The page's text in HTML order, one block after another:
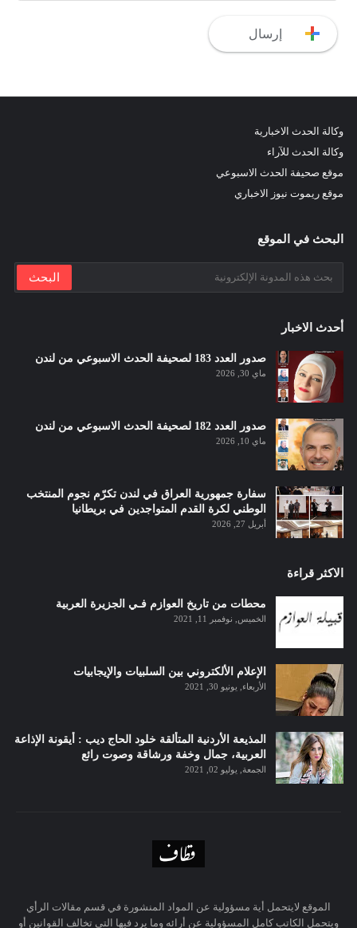
وكالة الحدث الاخبارية
وكالة الحدث للآراء
موقع صحيفة الحدث الاسبوعي
موقع ريموت نيوز الاخباري
البحث في الموقع
أحدث الاخبار
صدور العدد 183 لصحيفة الحدث الاسبوعي من لندن
ماي 30, 2026
صدور العدد 182 لصحيفة الحدث الاسبوعي من لندن
ماي 10, 2026
سفارة جمهورية العراق في لندن تكرّم نجوم المنتخب
الوطني لكرة القدم المتواجدين في بريطانيا
أبريل 27, 2026
الاكثر قراءة
محطات من تاريخ العوازم فـي الجزيرة العربية
الخميس, نوفمبر 11, 2021
الإعلام الألكتروني بين السلبيات والإيجابيات
الأربعاء, يونيو 30, 2021
المذيعة الأردنية المتألقة خلود الحاج ديب : أيقونة الإذاعة
العربية، جمال وخفة ورشاقة وصوت رائع
الجمعة, يوليو 02, 2021
الموقع لايتحمل أية مسؤولية عن المواد المنشورة في قسم مقالات الرأي
ويتحمل الكاتب كامل المسؤولية عن أرائه وما يرد فيها التي تخالف القوانين أو